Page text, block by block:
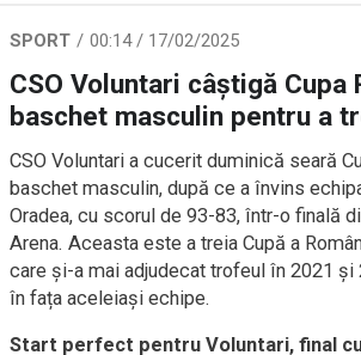
SPORT 00:14 / 17/02/2025
CSO Voluntari câștigă Cupa
baschet masculin pentru a
CSO Voluntari a cucerit duminică seară
baschet masculin, după ce a învins
Oradea, cu scorul de 93-83, într-o finală
Arena. Aceasta este a treia Cupă a
care și-a mai adjudecat trofeul în 2021 și
în fața aceleiași echipe.
Start perfect pentru Voluntari, final